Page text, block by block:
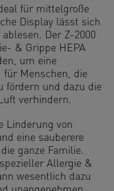
für mittelgroße
Display lässt sich
Der Z-2000
& Grippe HEPA
um eine
Menschen, die
fördern und dazu die
verhindern.
Linderung von
eine sauberere
ganze Familie.
Allergie &
wesentlich dazu